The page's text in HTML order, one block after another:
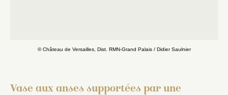
© Château de Versailles, Dist. RMN-Grand Palais / Didier Saulnier
Vase aux anses supportées par une